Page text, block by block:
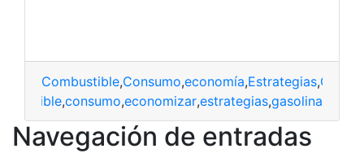
Combustible,Consumo,economía,Estrategias,
,consumo,economizar,estrategias,gasolina
Navegación de entradas